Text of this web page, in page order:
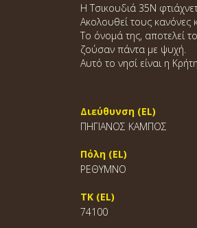
Η Τσικουδιά 35Ν
Ακολουθεί τους κανόνες
Το όνομά της, αποτελεί
ζούσαν πάντα με ψυχή.
Αυτό το νησί είναι η
Διεύθυνση (EL)
ΠΗΓΙΑΝΟΣ ΚΑΜΠΟΣ
Πόλη (EL)
ΡΕΘΥΜΝΟ
ΤΚ (EL)
74100